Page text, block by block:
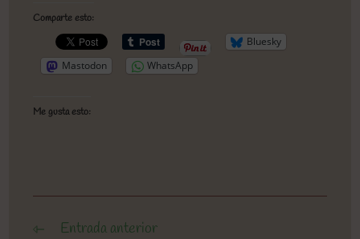
Comparte esto:
Bluesky
Mastodon
WhatsApp
Me gusta esto:
Leer
Entrada anterior